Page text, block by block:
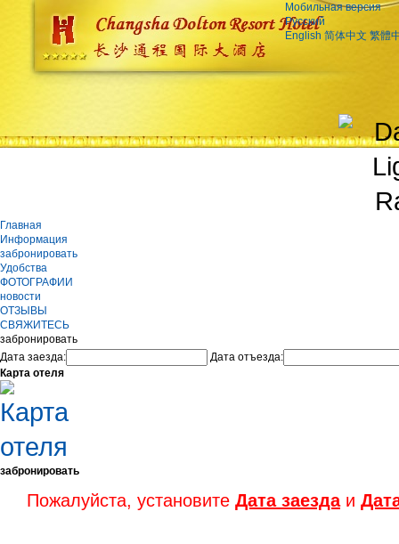
Мобильная версия
Русский
English 简体中文 繁體
Главная
Информация
забронировать
Удобства
ФОТОГРАФИИ
новости
ОТЗЫВЫ
СВЯЖИТЕСЬ
забронировать
Дата заезда:
Дата отъезда:
Карта отеля
забронировать
Пожалуйста, установите Дата заездаи